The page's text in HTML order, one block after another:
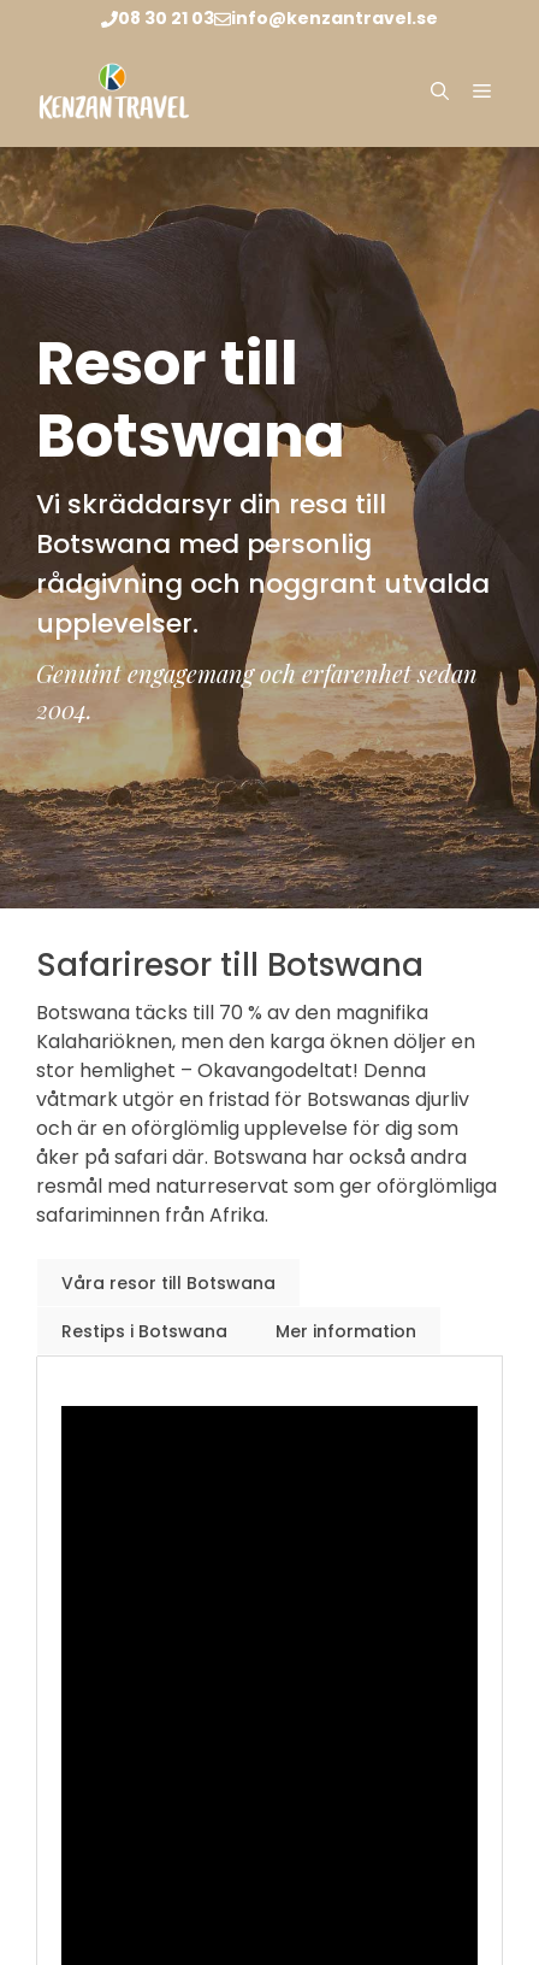
08 30 21 03 info@kenzantravel.se
Meny
Resor till
Botswana
Vi skräddarsyr din resa till
Botswana med personlig
rådgivning och noggrant utvalda
upplevelser.
Genuint engagemang och erfarenhet sedan
2004.
Safariresor till Botswana
Botswana täcks till 70 % av den magnifika
Kalahariöknen, men den karga öknen döljer en
stor hemlighet – Okavangodeltat! Denna
våtmark utgör en fristad för Botswanas djurliv
och är en oförglömlig upplevelse för dig som
åker på safari där. Botswana har också andra
resmål med naturreservat som ger oförglömliga
safariminnen från Afrika.
Våra resor till Botswana
Restips i Botswana
Mer information